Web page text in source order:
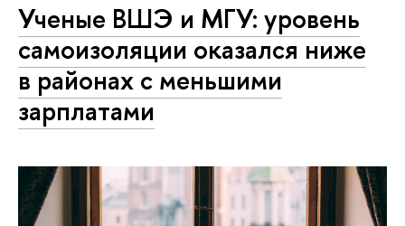
Ученые ВШЭ и МГУ: уровень
самоизоляции оказался ниже
в районах с меньшими
зарплатами